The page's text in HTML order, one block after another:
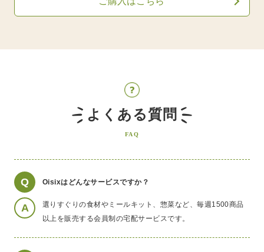
よくある質問
FAQ
Q Oisixはどんなサービスですか？
A
選りすぐりの食材やミールキット、惣菜など、毎週1500商品
以上を販売する会員制の宅配サービスです。